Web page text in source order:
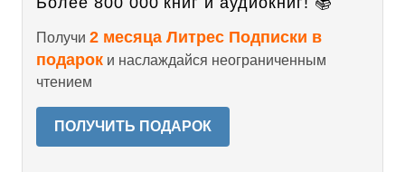
Получи 2 месяца Литрес Подписки в
подарок и наслаждайся неограниченным
чтением
ПОЛУЧИТЬ ПОДАРОК